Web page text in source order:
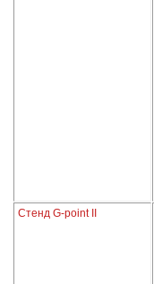
Стенд G-point II